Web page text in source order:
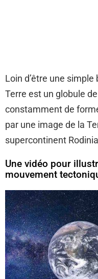
Loin d’être une
Terre est un globule
constamment de
par une image de la
supercontinent
Une vidéo pour
mouvement